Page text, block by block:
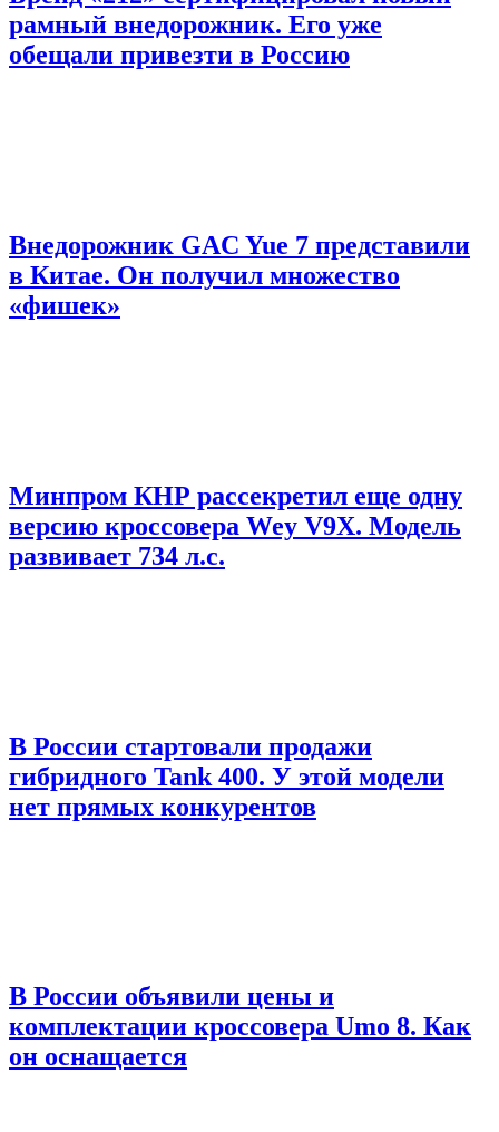
рамный внедорожник. Его уже
обещали привезти в Россию
Внедорожник GAC Yue 7 представили
в Китае. Он получил множество
«фишек»
Минпром КНР рассекретил еще одну
версию кроссовера Wey V9X. Модель
развивает 734 л.с.
В России стартовали продажи
гибридного Tank 400. У этой модели
нет прямых конкурентов
В России объявили цены и
комплектации кроссовера Umo 8. Как
он оснащается